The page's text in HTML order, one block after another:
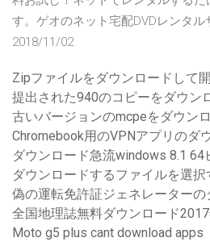
す。ゲオのネット宅配DVDレンタル
2018/11/02
Zipファイルをダウンロードして
提出された940のコピーをダウン
古いバージョンのmcpeをダウン
Chromebook用のVPNアプリのダ
ダウンロード急流windows 8.1 64
ダウンロードするファイルを選択
偽の運転免許証ジェネレーターの
全国地理誌無料ダウンロード2017
Moto g5 plus cant download apps